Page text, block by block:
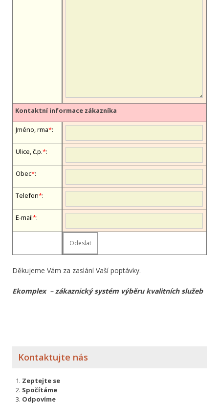
Kontaktní informace zákazníka
Jméno, firma*:
Ulice, č.p.*:
Obec*:
Telefon*:
E-mail*:
Děkujeme Vám za zaslání Vaší poptávky.
Ekomplex – zákaznický systém výběru kvalitních služeb
Kontaktujte nás
Zeptejte se
Spočítáme
Odpovíme